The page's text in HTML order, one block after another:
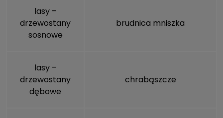
lasy –
drzewostany
sosnowe
brudnica mniszka
lasy –
drzewostany
dębowe
chrabąszcze